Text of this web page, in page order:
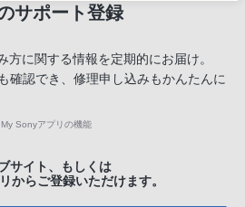
サポート登録
方に関する情報を定期的にお届け。
確認でき、修理申し込みもかんたんに
My Sonyアプリの機能
サイト、もしくは
からご登録いただけます。